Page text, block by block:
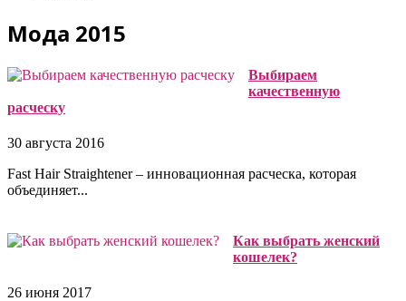
Мода 2015
Выбираем
качественную
расческу
30 августа 2016
Fast Hair Straightener – инновационная расческа, которая
объединяет...
Как выбрать женский
кошелек?
26 июня 2017